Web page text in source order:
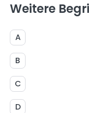
Weitere
A
B
C
D